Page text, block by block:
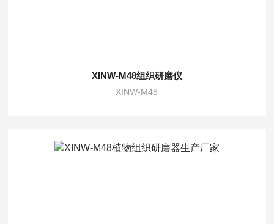
XINW-M48组织研磨仪
XINW-M48